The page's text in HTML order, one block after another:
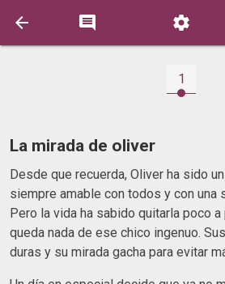
  
1
La mirada de oliver
Desde que recuerda, Oliver ha sido
siempre amable con todos y con una
Pero la vida ha sabido quitarla poco a
queda nada de ese chico ingenuo.
duras y su mirada gacha para evitar